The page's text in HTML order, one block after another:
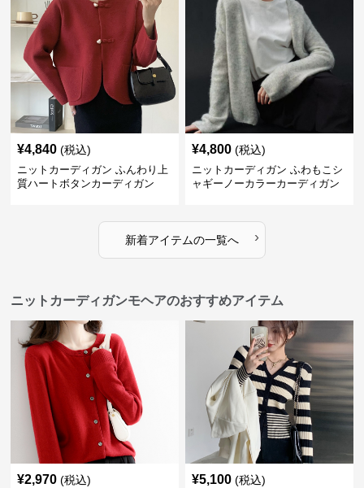
¥4,840 (税込)
ニットカーディガン ふんわり上
質ハートボタンカーディガン
¥4,800 (税込)
ニットカーディガン ふわもこシ
ャギーノーカラーカーディガン
新着アイテムの一覧へ ›
ニットカーディガンモヘアのおすすめアイテム
¥2,970 (税込) ¥5,100 (税込)